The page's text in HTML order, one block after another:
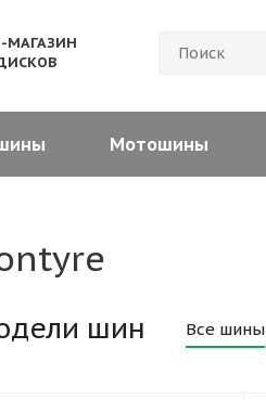
МАГАЗИН
Мотошины
шин Все шины